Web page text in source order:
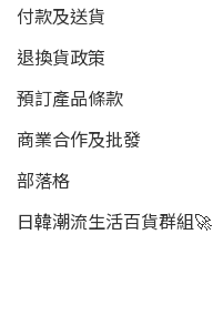
付款及送貨
退換貨政策
預訂產品條款
商業合作及批發
部落格
日韓潮流生活百貨群組🚀